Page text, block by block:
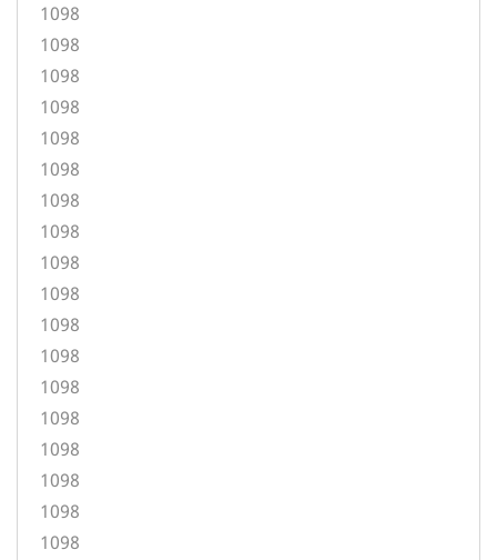
1098
1098
1098
1098
1098
1098
1098
1098
1098
1098
1098
1098
1098
1098
1098
1098
1098
1098